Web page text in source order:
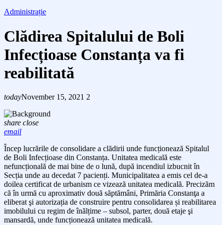
Administrație
Clădirea Spitalului de Boli
Infecțioase Constanța va fi
reabilitată
todayNovember 15, 2021 2
share close
email
Încep lucrările de consolidare a clădirii unde funcționează Spitalul
de Boli Infecțioase din Constanța. Unitatea medicală este
nefuncțională de mai bine de o lună, după incendiul izbucnit în
Secția unde au decedat 7 pacienți. Municipalitatea a emis cel de-a
doilea certificat de urbanism ce vizează unitatea medicală. Precizăm
că în urmă cu aproximativ două săptămâni, Primăria Constanţa a
eliberat şi autorizația de construire pentru consolidarea și reabilitarea
imobilului cu regim de înălțime – subsol, parter, două etaje şi
mansardă, unde funcționează unitatea medicală.